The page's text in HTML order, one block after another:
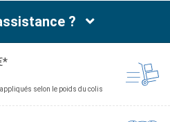
?
selon le poids du colis